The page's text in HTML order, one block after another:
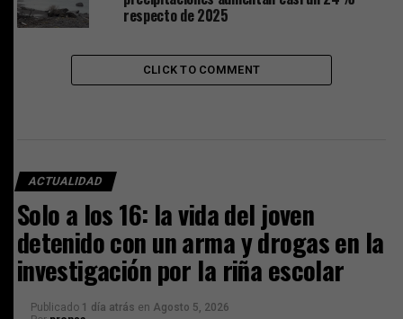
respecto de 2025
CLICK TO COMMENT
ACTUALIDAD
Solo a los 16: la vida del joven
detenido con un arma y drogas en la
investigación por la riña escolar
Publicado 1 día atrás en Agosto 5, 2026